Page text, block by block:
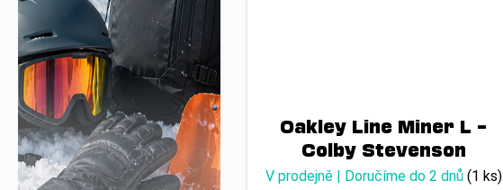
Oakley Line Miner L –
Colby Stevenson
V prodejně | Doručíme do 2 dnů (1 ks)